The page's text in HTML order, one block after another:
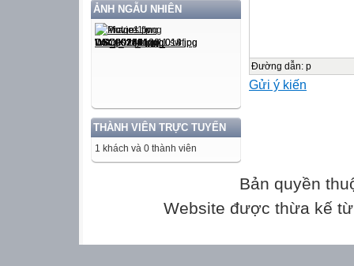
ẢNH NGẪU NHIÊN
THÀNH VIÊN TRỰC TUYẾN
1 khách và 0 thành viên
Luyện tập làm
-Phân tích
-Rèn luyện
-Trao đổi trong
Đường dẫn: p
Gửi ý kiến
Bản quyền
Website được thừa kế